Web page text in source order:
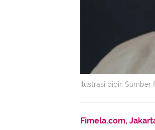
Ilustrasi bibir. Sumber
Fimela.com,